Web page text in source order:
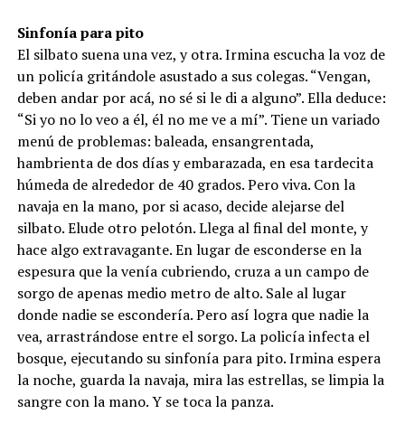
Sinfonía para pito
El silbato suena una vez, y otra. Irmina escucha la voz de
un policía gritándole asustado a sus colegas. “Vengan,
deben andar por acá, no sé si le di a alguno”. Ella deduce:
“Si yo no lo veo a él, él no me ve a mí”. Tiene un variado
menú de problemas: baleada, ensangrentada,
hambrienta de dos días y embarazada, en esa tardecita
húmeda de alrededor de 40 grados. Pero viva. Con la
navaja en la mano, por si acaso, decide alejarse del
silbato. Elude otro pelotón. Llega al final del monte, y
hace algo extravagante. En lugar de esconderse en la
espesura que la venía cubriendo, cruza a un campo de
sorgo de apenas medio metro de alto. Sale al lugar
donde nadie se escondería. Pero así logra que nadie la
vea, arrastrándose entre el sorgo. La policía infecta el
bosque, ejecutando su sinfonía para pito. Irmina espera
la noche, guarda la navaja, mira las estrellas, se limpia la
sangre con la mano. Y se toca la panza.